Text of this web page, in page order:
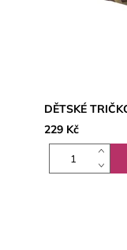
DĚTSKÉ
229 Kč